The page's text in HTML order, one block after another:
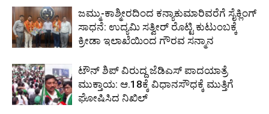
ಜಮ್ಮು-ಕಾಶ್ಮೀರದಿಂದ ಕನ್ಯಾಕುಮಾರಿವರೆಗೆ ಸೈಕ್ಲಿಂಗ್
ಸಾಧನೆ: ಉದ್ಯಮಿ ಸತ್ವೀರ್ ರೊಟ್ಟಿ ಕುಟುಂಬಕ್ಕೆ
ಕ್ರೀಡಾ ಇಲಾಖೆಯಿಂದ ಗೌರವ ಸನ್ಮಾನ
ಟೌನ್ ಶಿಪ್ ವಿರುದ್ದ ಜೆಡಿಎಸ್ ಪಾದಯಾತ್ರೆ
ಮುಕ್ತಾಯ: ಆ.18ಕ್ಕೆ ವಿಧಾನಸೌಧಕ್ಕೆ ಮುತ್ತಿಗೆ
ಘೋಷಿಸಿದ ನಿಖಿಲ್